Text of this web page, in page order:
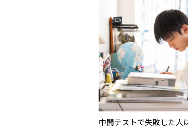
中間テストで失敗した人